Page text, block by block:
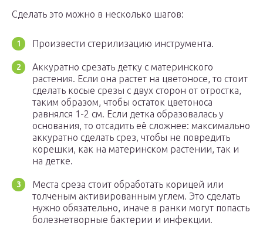
Сделать это можно в несколько шагов:
Произвести стерилизацию инструмента.
Аккуратно срезать детку с материнского
растения. Если она растет на цветоносе, то стоит
сделать косые срезы с двух сторон от отростка,
таким образом, чтобы остаток цветоноса
равнялся 1-2 см. Если детка образовалась у
основания, то отсадить её сложнее: максимально
аккуратно сделать срез, чтобы не повредить
корешки, как на материнском растении, так и
на детке.
Места среза стоит обработать корицей или
толченым активированным углем. Это сделать
нужно обязательно, иначе в ранки могут попасть
болезнетворные бактерии и инфекции.